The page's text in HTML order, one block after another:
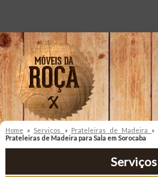
Home » Serviços » Prateleiras de Madeira »
Prateleiras de Madeira para Sala em Sorocaba
Serviços